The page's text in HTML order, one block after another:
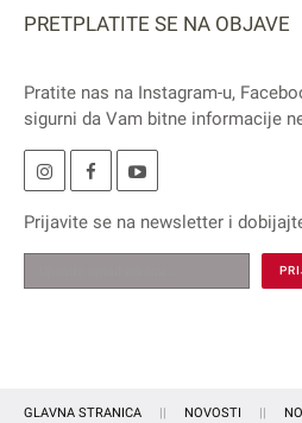
PRETPLATITE SE NA OBJAVE
Pratite nas na Instagram-u,
sigurni da Vam bitne informacije
Prijavite se na newsletter i
GLAVNA STRANICA NOVOSTI